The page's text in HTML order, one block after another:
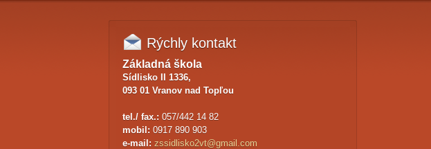
Rýchlykontakt
Základná škola
Sídlisko II 1336,
093 01 Vranov nad Topľou
tel./ fax.: 057/442 14 82
mobil: 0917 890 903
e-mail: zssidlisko2vt@gmail.com